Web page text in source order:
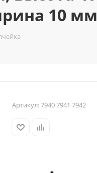
10 мм
Артикул:7940 7941 7942